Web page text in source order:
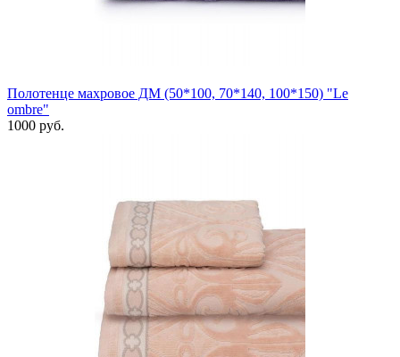
Полотенце махровое ДМ (50*100, 70*140, 100*150) "Le
ombre"
1000 руб.